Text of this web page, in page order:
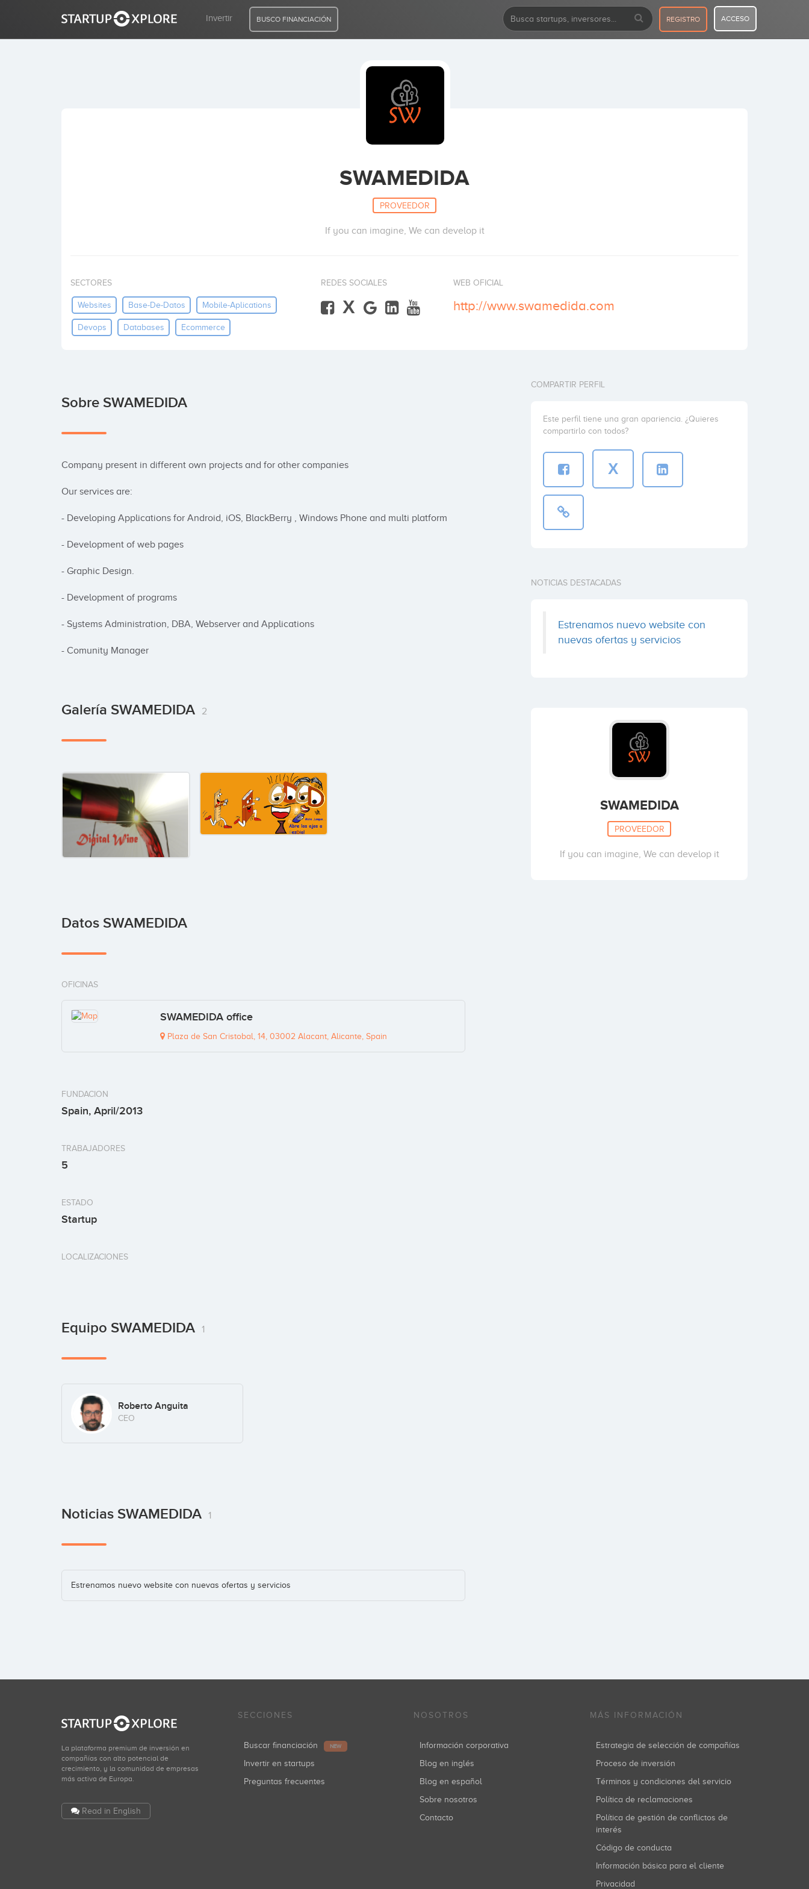
Invertir BUSCO FINANCIACIÓN REGISTRO ACCESO
SWAMEDIDA
PROVEEDOR
If you can imagine, We can develop it
SECTORES
Websites Base-De-Datos Mobile-Aplications
Devops Databases Ecommerce
REDES SOCIALES
X
WEB OFICIAL
http://www.swamedida.com
Sobre SWAMEDIDA
Company present in different own projects and for other companies
Our services are:
- Developing Applications for Android, iOS, BlackBerry , Windows Phone and multi platform
- Development of web pages
- Graphic Design.
- Development of programs
- Systems Administration, DBA, Webserver and Applications
- Comunity Manager
Galería SWAMEDIDA 2
Datos SWAMEDIDA
OFICINAS
SWAMEDIDA office
Plaza de San Cristobal, 14, 03002 Alacant, Alicante, Spain
FUNDACION
Spain, April/2013
TRABAJADORES
5
ESTADO
Startup
LOCALIZACIONES
Equipo SWAMEDIDA 1
Roberto Anguita
CEO
Noticias SWAMEDIDA 1
Estrenamos nuevo website con nuevas ofertas y servicios
COMPARTIR PERFIL
Este perfil tiene una gran apariencia. ¿Quieres
compartirlo con todos?
X
NOTICIAS DESTACADAS
Estrenamos nuevo website con
nuevas ofertas y servicios
SWAMEDIDA
PROVEEDOR
If you can imagine, We can develop it
La plataforma premium de inversión en
compañías con alto potencial de
crecimiento, y la comunidad de empresas
más activa de Europa.
Read in English
SECCIONES
Buscar financiación NEW
Invertir en startups
Preguntas frecuentes
NOSOTROS
Información corporativa
Blog en inglés
Blog en español
Sobre nosotros
Contacto
MÁS INFORMACIÓN
Estrategia de selección de compañías
Proceso de inversión
Términos y condiciones del servicio
Política de reclamaciones
Política de gestión de conflictos de
interés
Código de conducta
Información básica para el cliente
Privacidad